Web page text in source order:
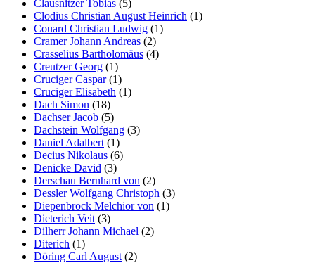
Clausnitzer Tobias (5)
Clodius Christian August Heinrich (1)
Couard Christian Ludwig (1)
Cramer Johann Andreas (2)
Crasselius Bartholomäus (4)
Creutzer Georg (1)
Cruciger Caspar(1)
Cruciger Elisabeth (1)
Dach Simon (18)
Dachser Jacob (5)
Dachstein Wolfgang (3)
Daniel Adalbert (1)
Decius Nikolaus (6)
Denicke David (3)
Derschau Bernhard von (2)
Dessler Wolfgang Christoph (3)
Diepenbrock Melchior von (1)
Dieterich Veit (3)
Dilherr Johann Michael (2)
Diterich (1)
Döring Carl August (2)